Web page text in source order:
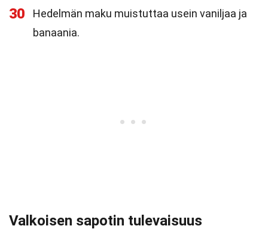
30
Hedelmän maku muistuttaa usein vaniljaa ja
banaania.
Valkoisen sapotin tulevaisuus